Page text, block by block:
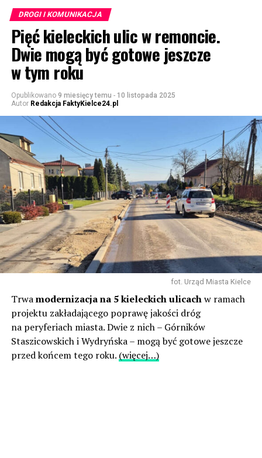
DROGI I KOMUNIKACJA
Pięć kieleckich ulic w remoncie.
Dwie mogą być gotowe jeszcze
w tym roku
Opublikowano 9 miesięcy temu - 10 listopada 2025
Autor Redakcja FaktyKielce24.pl
fot. Urząd Miasta Kielce
Trwamodernizacja na 5 kieleckich ulicachw ramach
projektu zakładającego poprawę jakości dróg
na peryferiach miasta. Dwie z nich – Górników
Staszicowskich i Wydryńska – mogą być gotowe jeszcze
przed końcem tego roku. (więcej…)